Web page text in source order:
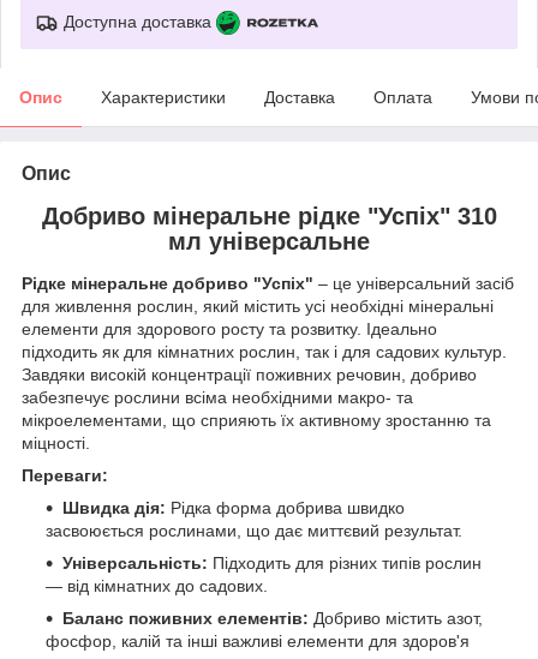
Доступна доставка
Опис Характеристики Доставка Оплата Умови
Опис
Добриво мінеральне рідке "Успіх" 310
мл універсальне
Рідке мінеральне добриво "Успіх" – це універсальний засіб
для живлення рослин, який містить усі необхідні мінеральні
елементи для здорового росту та розвитку. Ідеально
підходить як для кімнатних рослин, так і для садових культур.
Завдяки високій концентрації поживних речовин, добриво
забезпечує рослини всіма необхідними макро- та
мікроелементами, що сприяють їх активному зростанню та
міцності.
Переваги:
Швидка дія: Рідка форма добрива швидко
засвоюється рослинами, що дає миттєвий результат.
Універсальність: Підходить для різних типів рослин
— від кімнатних до садових.
Баланс поживних елементів: Добриво містить азот,
фосфор, калій та інші важливі елементи для здоров'я